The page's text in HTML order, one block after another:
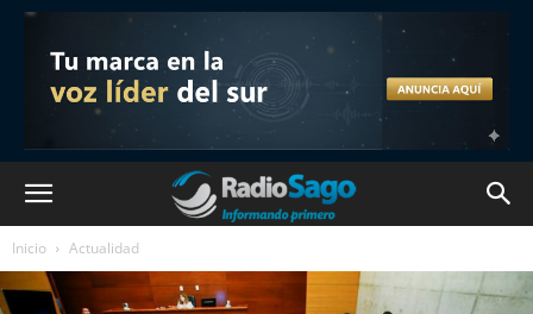
Inicio Actualidad